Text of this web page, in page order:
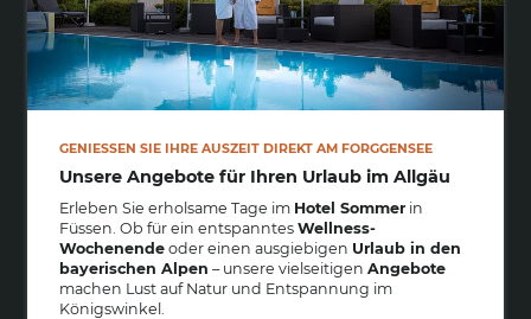
GENIESSEN SIE IHRE AUSZEIT DIREKT AM FORGGENSEE
Unsere Angebote für Ihren Urlaub im Allgäu
Erleben Sie erholsame Tage im Hotel Sommerin
Füssen. Ob für ein entspanntes Wellness-
Wochenendeoder einen ausgiebigen Urlaub in den
bayerischen Alpen – unsere vielseitigen Angebote
machen Lust auf Natur und Entspannung im
Königswinkel.